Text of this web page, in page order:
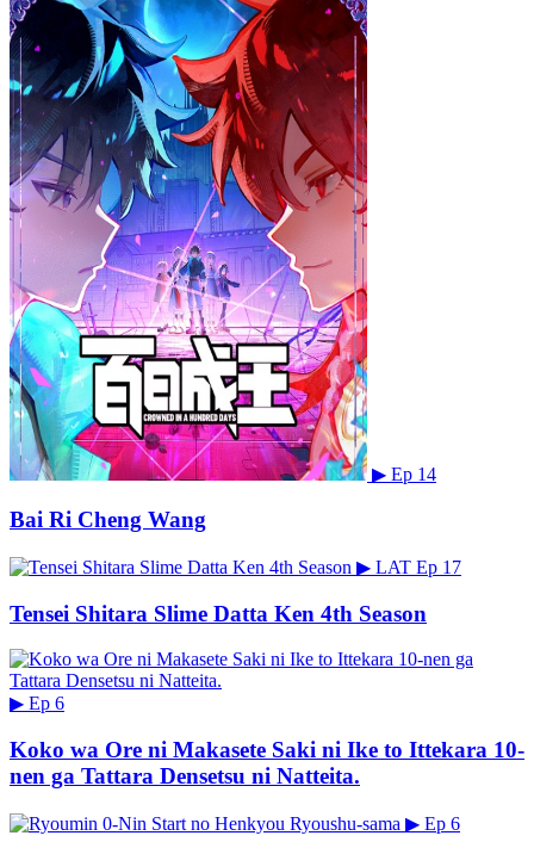
▶ Ep 14
Bai Ri Cheng Wang
▶ LAT Ep 17
Tensei Shitara Slime Datta Ken 4th Season
▶ Ep 6
Koko wa Ore ni Makasete Saki ni Ike to Ittekara 10-
nen ga Tattara Densetsu ni Natteita.
▶ Ep 6